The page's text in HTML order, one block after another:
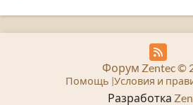
Разработка
Форум Zentec ©
Помощь Условия и